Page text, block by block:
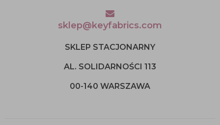
sklep@keyfabrics.com
SKLEP STACJONARNY
AL. SOLIDARNOŚCI 113
00-140 WARSZAWA